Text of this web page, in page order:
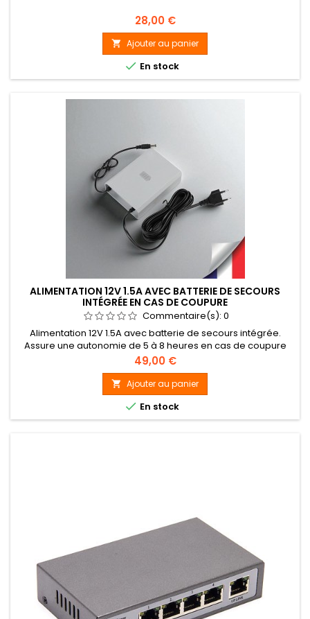
Prix
28,00 €
 Ajouter au panier
 En stock
ALIMENTATION 12V 1.5A AVEC BATTERIE DE SECOURS
INTÉGRÉE EN CAS DE COUPURE
Commentaire(s): 0
Alimentation 12V 1.5A avec batterie de secours intégrée.
Assure une autonomie de 5 à 8 heures en cas de coupure
(suivant consommation de l'appareil). Idéale pour caméras,
routeur et petits appareils en 12V.
Prix
49,00 €
 Ajouter au panier
 En stock